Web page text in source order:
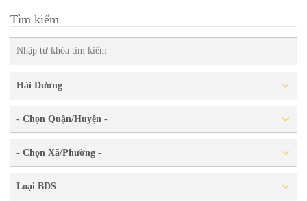
Tìm kiếm
Hải Dương
- Chọn Quận/Huyện -
- Chọn Xã/Phường -
Loại BDS